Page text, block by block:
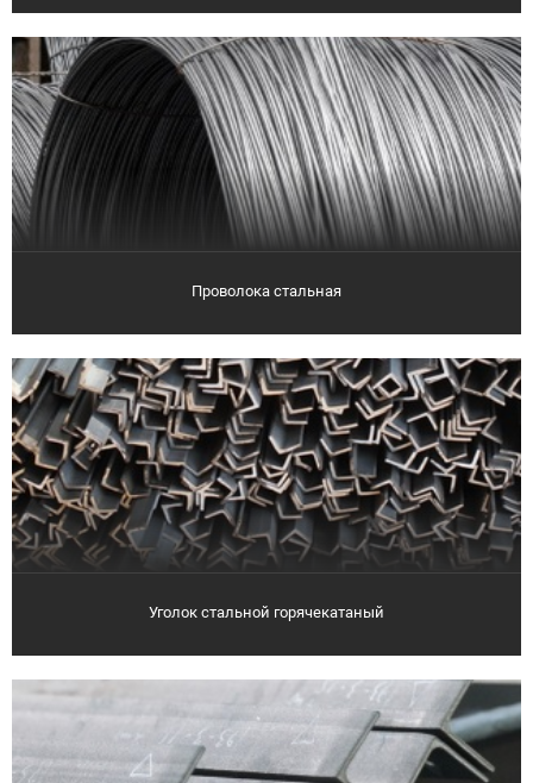
Проволока стальная
Уголок стальной горячекатаный